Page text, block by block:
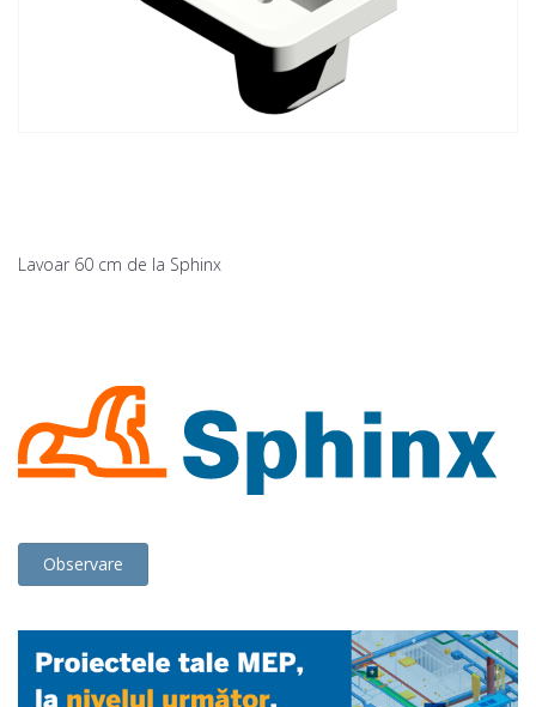
Lavoar 60 cm de la Sphinx
Observare